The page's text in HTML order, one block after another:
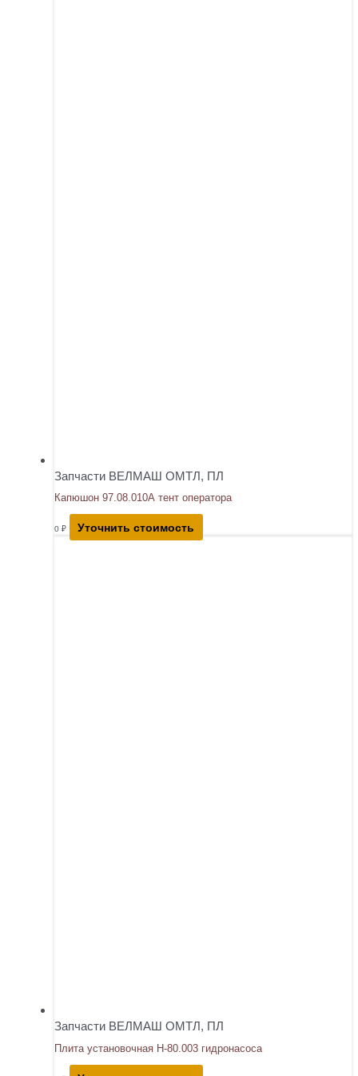
Запчасти ВЕЛМАШ ОМТЛ, ПЛ
Капюшон 97.08.010А тент оператора
0 ₽ Уточнить стоимость
Запчасти ВЕЛМАШ ОМТЛ, ПЛ
Плита установочная Н-80.003 гидронасоса